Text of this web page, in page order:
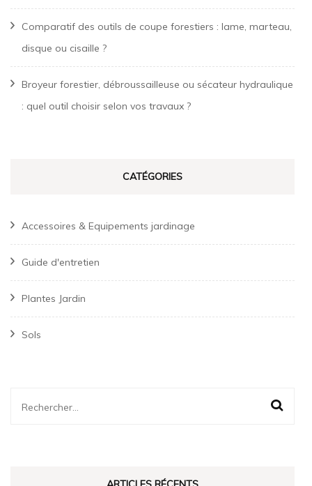
Comparatif des outils de coupe forestiers : lame, marteau,
disque ou cisaille ?
Broyeur forestier, débroussailleuse ou sécateur hydraulique
: quel outil choisir selon vos travaux ?
CATÉGORIES
Accessoires & Equipements jardinage
Guide d'entretien
Plantes Jardin
Sols
Rechercher :